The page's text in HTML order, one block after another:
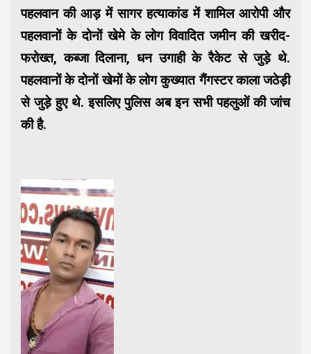
पहलवान की आड़ में सागर हत्याकांड में शामिल आरोपी और
पहलवानों के दोनों खेमे के लोग विवादित जमीन की खरीद-
फरोख्त, कब्जा दिलाना, धन उगाही के रैकेट से जुड़े थे.
पहलवानों के दोनों खेमों के लोग कुख्यात गैंगस्टर काला जठेड़ी
से जुड़े हुए थे. इसलिए पुलिस अब इन सभी पहलुओं की जांच
की है.